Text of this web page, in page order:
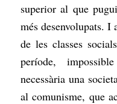
superior al que
més desenvolupats. I
de les classes
període,
necessària una
al comunisme, que